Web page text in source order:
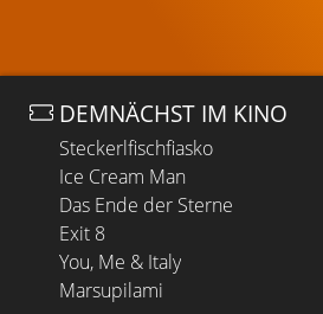
DEMNÄCHST IM KINO
Steckerlfischfiasko
Ice Cream Man
Das Ende der Sterne
Exit 8
You, Me & Italy
Marsupilami